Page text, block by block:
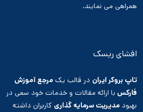
همراهی می نمایند.
افشای ریسک
تاپ بروکر ایران در قالب یک مرجع آموزش
فارکس با ارائه مقالات و خدمات خود سعی در
بهبود مدیریت سرمایه گذاری کاربران داشته